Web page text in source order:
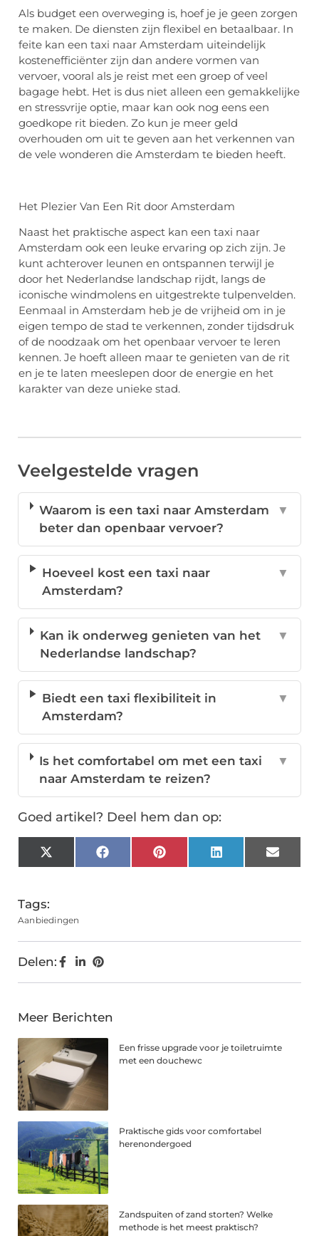
Als budget een overweging is, hoef je je geen zorgen
te maken. De diensten zijn flexibel en betaalbaar. In
feite kan een taxi naar Amsterdam uiteindelijk
kostenefficiënter zijn dan andere vormen van
vervoer, vooral als je reist met een groep of veel
bagage hebt. Het is dus niet alleen een gemakkelijke
en stressvrije optie, maar kan ook nog eens een
goedkope rit bieden. Zo kun je meer geld
overhouden om uit te geven aan het verkennen van
de vele wonderen die Amsterdam te bieden heeft.
Het Plezier Van Een Rit door Amsterdam
Naast het praktische aspect kan een taxi naar
Amsterdam ook een leuke ervaring op zich zijn. Je
kunt achterover leunen en ontspannen terwijl je
door het Nederlandse landschap rijdt, langs de
iconische windmolens en uitgestrekte tulpenvelden.
Eenmaal in Amsterdam heb je de vrijheid om in je
eigen tempo de stad te verkennen, zonder tijdsdruk
of de noodzaak om het openbaar vervoer te leren
kennen. Je hoeft alleen maar te genieten van de rit
en je te laten meeslepen door de energie en het
karakter van deze unieke stad.
Veelgestelde vragen
Waarom is een taxi naar Amsterdam
beter dan openbaar vervoer?
▼
Hoeveel kost een taxi naar
Amsterdam?
▼
Kan ik onderweg genieten van het
Nederlandse landschap?
▼
Biedt een taxi flexibiliteit in
Amsterdam?
▼
Is het comfortabel om met een taxi
naar Amsterdam te reizen?
▼
Goed artikel? Deel hem dan op:
X
(Twitter)
FacebookPinterestLinkedInEmail
Tags:
Aanbiedingen
Delen:
Meer Berichten
Een frisse upgrade voor je toiletruimte
met een douchewc
Praktische gids voor comfortabel
herenondergoed
Zandspuiten of zand storten? Welke
methode is het meest praktisch?